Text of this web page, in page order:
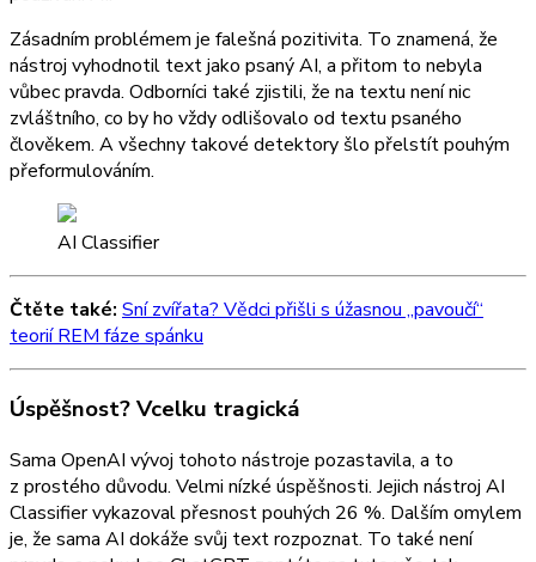
Zásadním problémem je falešná pozitivita. To znamená, že
nástroj vyhodnotil text jako psaný AI, a přitom to nebyla
vůbec pravda. Odborníci také zjistili, že na textu není nic
zvláštního, co by ho vždy odlišovalo od textu psaného
člověkem. A všechny takové detektory šlo přelstít pouhým
přeformulováním.
AI Classifier
Čtěte také: Sní zvířata? Vědci přišli s úžasnou „pavoučí“
teorií REM fáze spánku
Úspěšnost? Vcelku tragická
Sama OpenAI vývoj tohoto nástroje pozastavila, a to
z prostého důvodu. Velmi nízké úspěšnosti. Jejich nástroj AI
Classifier vykazoval přesnost pouhých 26 %. Dalším omylem
je, že sama AI dokáže svůj text rozpoznat. To také není